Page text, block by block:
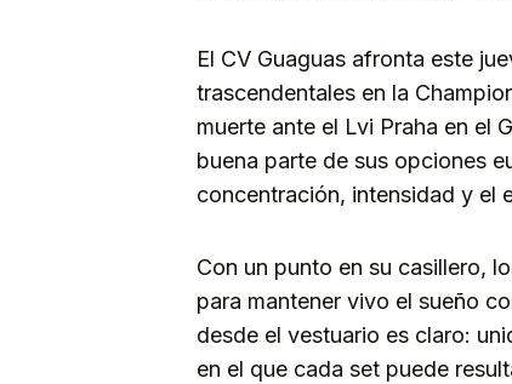
El CV Guaguas afronta este
trascendentales en la
muerte ante el Lvi Praha en el
buena parte de sus opciones
concentración, intensidad y el
Con un punto en su casillero,
para mantener vivo el sueño
desde el vestuario es claro:
en el que cada set puede